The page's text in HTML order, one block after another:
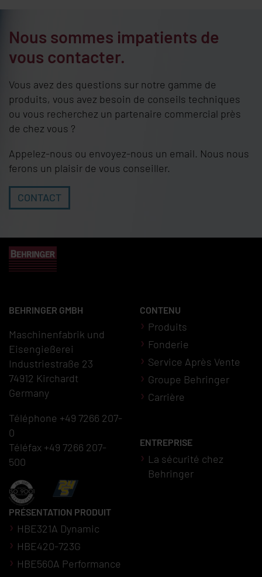
Nous sommes impatients de
vous contacter.
Vous avez des questions sur notre gamme de
produits, vous avez besoin de conseils techniques
ou vous recherchez un partenaire commercial près
de chez vous ?
Appelez-nous ou envoyez-nous un email. Nous nous
ferons un plaisir de vous conseiller.
CONTACT
BEHRINGER GMBH
Maschinenfabrik und
Eisengießerei
Industriestraße 23
74912 Kirchardt
Germany
Téléphone +49 7266 207-
0
Téléfax +49 7266 207-
500
CONTENU
Produits
Fonderie
Service Après Vente
Groupe Behringer
Carrière
ENTREPRISE
La sécurité chez
Behringer
PRÉSENTATION PRODUIT
HBE321A Dynamic
HBE420-723G
HBE560A Performance